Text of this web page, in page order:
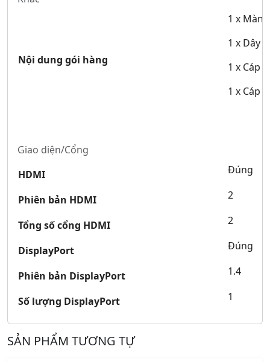
Nội dung gói hàng
1 x Màn
1 x Dây
1 x Cáp
1 x Cáp
Giao diện/Cổng
HDMI
Đúng
Phiên bản HDMI 2
Tổng số cổng HDMI 2
DisplayPort Đúng
Phiên bản DisplayPort 1.4
Số lượng DisplayPort 1
SẢN PHẨM TƯƠNG TỰ